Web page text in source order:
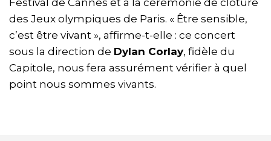
Festival de Cannes et à la cérémonie de clôture
des Jeux olympiques de Paris. « Être sensible,
c’est être vivant », affirme-t-elle : ce concert
sous la direction de Dylan Corlay, fidèle du
Capitole, nous fera assurément vérifier à quel
point nous sommes vivants.